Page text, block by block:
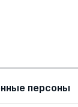
персоны